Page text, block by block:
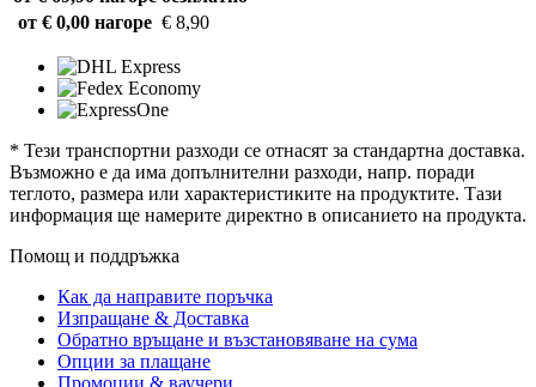
от € 0,00 нагоре € 8,90
* Тези транспортни разходи се отнасят за стандартна доставка.
Възможно е да има допълнителни разходи, напр. поради
теглото, размера или характеристиките на продуктите. Тази
информация ще намерите директно в описанието на продукта.
Помощ и поддръжка
Как да направите поръчка
Изпращане & Доставка
Обратно връщане и възстановяване на сума
Опции за плащане
Промоции & ваучери